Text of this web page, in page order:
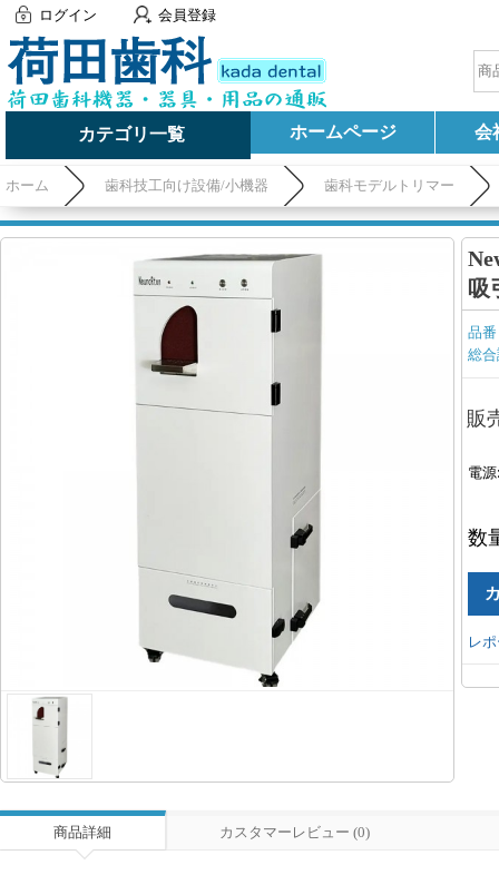
ログイン 会員登録
カテゴリ一覧 ホームページ 会
ホーム 歯科技工向け設備/小機器 歯科モデルトリマー
吸
品
総
販
電源:
数
レ
商品詳細 カスタマーレビュー (0)